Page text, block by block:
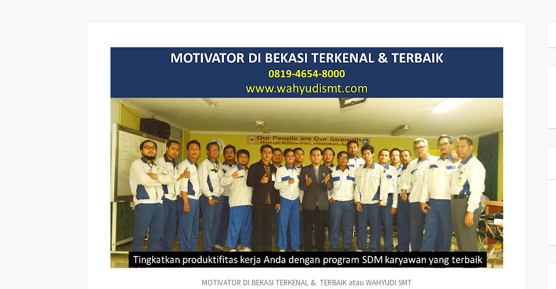
MOTIVATOR DI BEKASI TERKENAL & TERBAIK atau WAHYUDI SMT